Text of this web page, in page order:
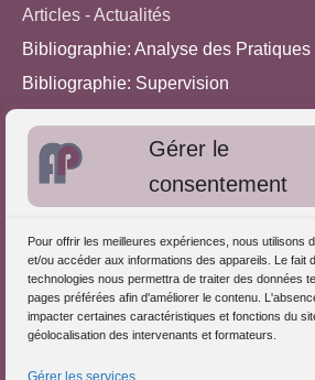
Gérer le
consentement
Pour offrir les meilleures expériences, nous utilisons
et/ou accéder aux informations des appareils. Le fait
technologies nous permettra de traiter des données
pages préférées afin d'améliorer le contenu.
impacter certaines caractéristiques et fonctions du
géolocalisation des intervenants et formateurs.
Gérer les services
Articles - Actualités
Bibliographie: Analyse des Pratiques
Bibliographie: Supervision
Approches de l'Analyse des pratiques
S'inscrire dans l'Annuaire
Publiez vos formations
Charte déontologique